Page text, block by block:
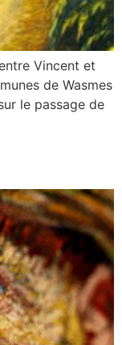
Vincent et
de Wasmes
le passage de